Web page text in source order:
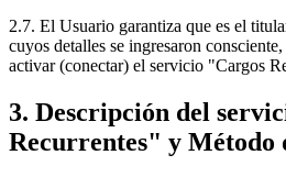
2.7. El Usuario garantiza que es el
cuyos detalles se ingresaron
activar (conectar) el servicio "Cargos
3. Descripción del
Recurrentes" y Método